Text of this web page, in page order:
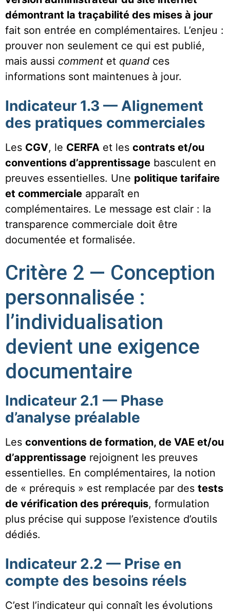
démontrant la traçabilité des mises à jour
fait son entrée en complémentaires. L’enjeu :
prouver non seulement ce qui est publié,
mais aussi comment et quand ces
informations sont maintenues à jour.
Indicateur 1.3 — Alignement
des pratiques commerciales
Les CGV, le CERFA et les contrats et/ou
conventions d’apprentissage basculent en
preuves essentielles. Une politique tarifaire
et commerciale apparaît en
complémentaires. Le message est clair : la
transparence commerciale doit être
documentée et formalisée.
Critère 2 — Conception
personnalisée :
l’individualisation
devient une exigence
documentaire
Indicateur 2.1 — Phase
d’analyse préalable
Les conventions de formation, de VAE et/ou
d’apprentissage rejoignent les preuves
essentielles. En complémentaires, la notion
de « prérequis » est remplacée par des tests
de vérification des prérequis, formulation
plus précise qui suppose l’existence d’outils
dédiés.
Indicateur 2.2 — Prise en
compte des besoins réels
C’est l’indicateur qui connaît les évolutions